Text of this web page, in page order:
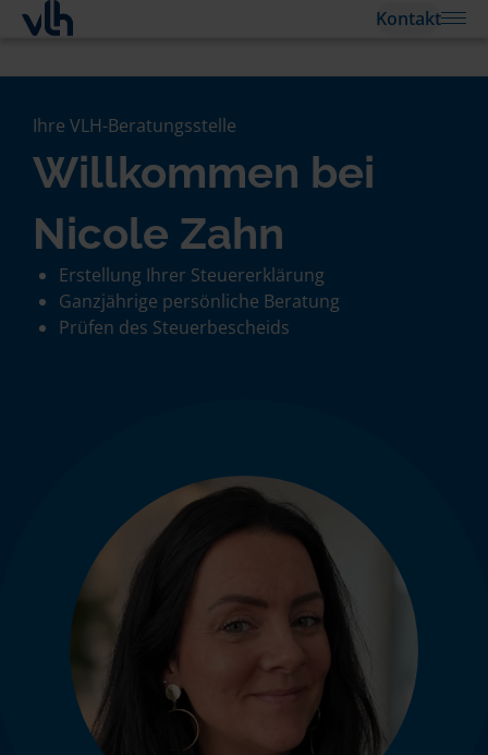
Kontakt
Ihre VLH-Beratungsstelle
Willkommen bei
Nicole Zahn
Erstellung Ihrer Steuererklärung
Ganzjährige persönliche Beratung
Prüfen des Steuerbescheids